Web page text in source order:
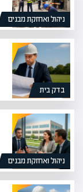
ניהול ואחזקת מבנים
בדק בית
ניהול ואחזקת מבנים